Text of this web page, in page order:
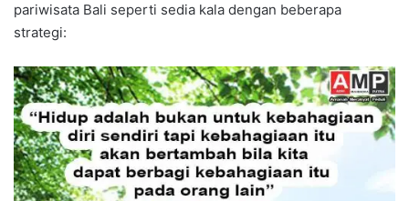
pariwisata Bali seperti sedia kala dengan beberapa
strategi: